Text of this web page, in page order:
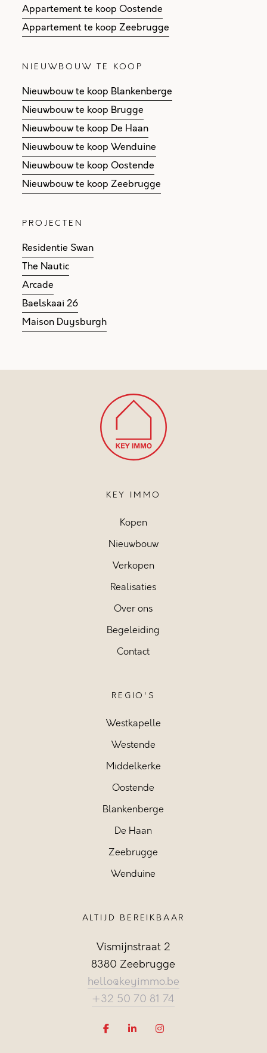
Appartement te koop Oostende
Appartement te koop Zeebrugge
NIEUWBOUW TE KOOP
Nieuwbouw te koop Blankenberge
Nieuwbouw te koop Brugge
Nieuwbouw te koop De Haan
Nieuwbouw te koop Wenduine
Nieuwbouw te koop Oostende
Nieuwbouw te koop Zeebrugge
PROJECTEN
Residentie Swan
The Nautic
Arcade
Baelskaai 26
Maison Duysburgh
KEY IMMO
Kopen
Nieuwbouw
Verkopen
Realisaties
Over ons
Begeleiding
Contact
REGIO'S
Westkapelle
Westende
Middelkerke
Oostende
Blankenberge
De Haan
Zeebrugge
Wenduine
ALTIJD BEREIKBAAR
Vismijnstraat 2
8380 Zeebrugge
hello@keyimmo.be
+32 50 70 81 74